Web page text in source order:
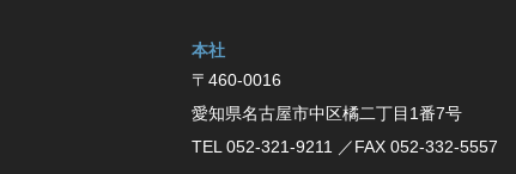
本社
〒460-0016
愛知県名古屋市中区橘⼆丁⽬1番7号
TEL 052-321-9211
／FAX 052-332-5557